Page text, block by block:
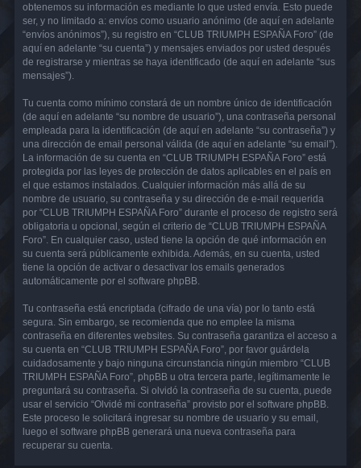
obtenemos su información es mediante lo que usted envía. Esto puede
ser, y no limitado a: envíos como usuario anónimo (de aquí en adelante
“envíos anónimos”), su registro en “CLUB TRIUMPH ESPAÑA Foro” (de
aquí en adelante “su cuenta”) y mensajes enviados por usted después
de registrarse y mientras se haya identificado (de aquí en adelante “sus
mensajes”).
Tu cuenta como mínimo constará de un nombre único de identificación
(de aquí en adelante “su nombre de usuario”), una contraseña personal
empleada para la identificación (de aquí en adelante “su contraseña”) y
una dirección de email personal válida (de aquí en adelante “su email”).
La información de su cuenta en “CLUB TRIUMPH ESPAÑA Foro” está
protegida por las leyes de protección de datos aplicables en el país en
el que estamos instalados. Cualquier información más allá de su
nombre de usuario, su contraseña y su dirección de e-mail requerida
por “CLUB TRIUMPH ESPAÑA Foro” durante el proceso de registro será
obligatoria u opcional, según el criterio de “CLUB TRIUMPH ESPAÑA
Foro”. En cualquier caso, usted tiene la opción de qué información en
su cuenta será públicamente exhibida. Además, en su cuenta, usted
tiene la opción de activar o desactivar los emails generados
automáticamente por el software phpBB.
Tu contraseña está encriptada (cifrado de una vía) por lo tanto está
segura. Sin embargo, se recomienda que no emplee la misma
contraseña en diferentes websites. Su contraseña garantiza el acceso a
su cuenta en “CLUB TRIUMPH ESPAÑA Foro”, por favor guárdela
cuidadosamente y bajo ninguna circunstancia ningún miembro “CLUB
TRIUMPH ESPAÑA Foro”, phpBB u otra tercera parte, legítimamente le
preguntará su contraseña. Si olvidó la contraseña de su cuenta, puede
usar el servicio “Olvidé mi contraseña” provisto por el software phpBB.
Este proceso le solicitará ingresar su nombre de usuario y su email,
luego el software phpBB generará una nueva contraseña para
recuperar su cuenta.